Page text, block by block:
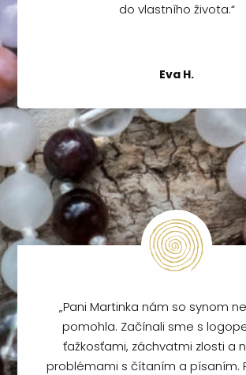
do vlastního života.“
Eva H.
„Pani Martinka nám so synom
pomohla. Začínali sme s
ťažkosťami, záchvatmi zlosti a
problémami s čítaním a písaním.